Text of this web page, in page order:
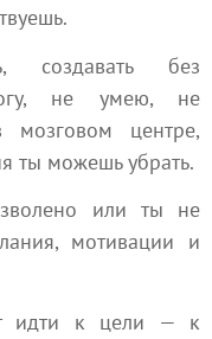
создавать без
не умею, не
мозговом центре,
ты можешь убрать.
или ты не
мотивации и
идти к цели — к